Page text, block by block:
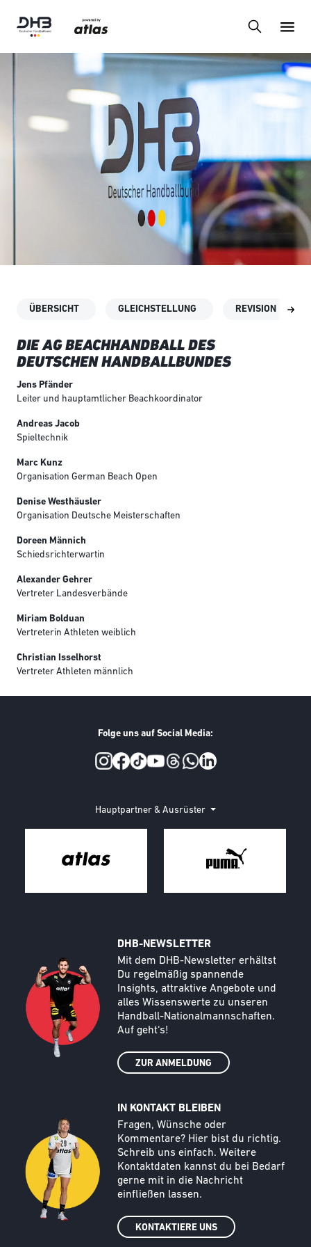
ÜBERSICHT GLEICHSTELLUNG REVISION
DIE AG BEACHHANDBALL DES
DEUTSCHEN HANDBALLBUNDES
Jens Pfänder
Leiter und hauptamtlicher Beachkoordinator
Andreas Jacob
Spieltechnik
Marc Kunz
Organisation German Beach Open
Denise Westhäusler
Organisation Deutsche Meisterschaften
Doreen Männich
Schiedsrichterwartin
Alexander Gehrer
Vertreter Landesverbände
Miriam Bolduan
Vertreterin Athleten weiblich
Christian Isselhorst
Vertreter Athleten männlich
Folge uns auf Social Media:
Hauptpartner & Ausrüster
DHB-NEWSLETTER
Text
Mit dem DHB-Newsletter erhältst
Du regelmäßig spannende
Insights, attraktive Angebote und
alles Wissenswerte zu unseren
Handball-Nationalmannschaften.
Auf geht‘s!
ZUR ANMELDUNG
Call to action image
IN KONTAKT BLEIBEN
Text
Fragen, Wünsche oder
Kommentare? Hier bist du richtig.
Schreib uns einfach. Weitere
Kontaktdaten kannst du bei Bedarf
gerne mit in die Nachricht
einfließen lassen.
KONTAKTIERE UNS